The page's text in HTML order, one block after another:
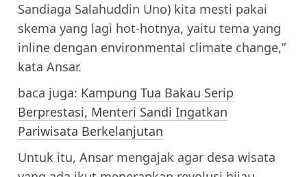
Sandiaga Salahuddin Uno) kita mesti pakai
skema yang lagi hot-hotnya, yaitu tema yang
inline dengan environmental climate change,”
kata Ansar.
baca juga: Kampung Tua Bakau Serip
Berprestasi, Menteri Sandi Ingatkan
Pariwisata Berkelanjutan
Untuk itu, Ansar mengajak agar desa wisata